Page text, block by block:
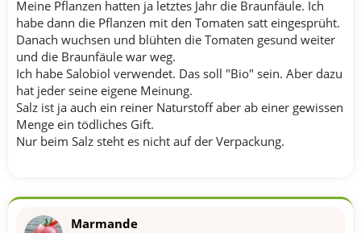
Meine Pflanzen hatten ja letztes Jahr die Braunfäule. Ich
habe dann die Pflanzen mit den Tomaten satt eingesprüht.
Danach wuchsen und blühten die Tomaten gesund weiter
und die Braunfäule war weg.
Ich habe Salobiol verwendet. Das soll "Bio" sein. Aber dazu
hat jeder seine eigene Meinung.
Salz ist ja auch ein reiner Naturstoff aber ab einer gewissen
Menge ein tödliches Gift.
Nur beim Salz steht es nicht auf der Verpackung.
Marmande